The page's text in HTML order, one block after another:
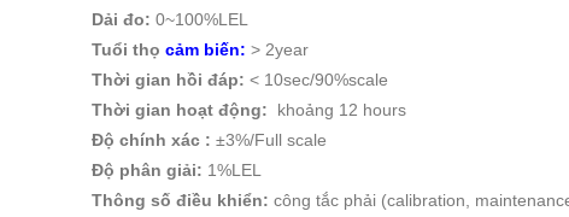
Dải đo: 0~100%LEL
Tuổi thọ cảm biến: > 2year
Thời gian hồi đáp: < 10sec/90%scale
Thời gian hoạt động: khoảng 12 hours
Độ chính xác : ±3%/Full scale
Độ phân giải: 1%LEL
Thông số điều khiển: công tắc phải (calibration,